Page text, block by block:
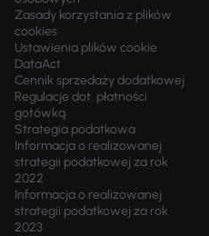
Zasady korzystania z plików
cookies
Ustawienia plików cookie
DataAct
Cennik sprzedaży dodatkowej
Regulacje dot. płatności
gotówką
Strategia podatkowa
Informacja o realizowanej
strategii podatkowej za rok
2022
Informacja o realizowanej
strategii podatkowej za rok
2023